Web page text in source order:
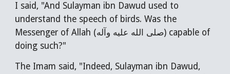
I said, "And Sulayman ibn Dawud used to
understand the speech of birds. Was the
Messenger of Allah (صلى الله عليه وآله) capable of
doing such?"
The Imam said, "Indeed, Sulayman ibn Dawud,